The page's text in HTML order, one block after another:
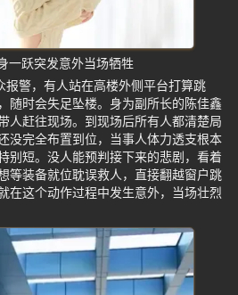
一跃突发意外当场牺牲
警，有人站在高楼外侧平台打算跳
随时会失足坠楼。身为副所长的陈佳鑫
人赶往现场。到现场后所有人都清楚局
没完全布置到位，当事人体力透支根本
别短。没人能预判接下来的悲剧，看着
等装备就位耽误救人，直接翻越窗户跳
在这个动作过程中发生意外，当场壮烈